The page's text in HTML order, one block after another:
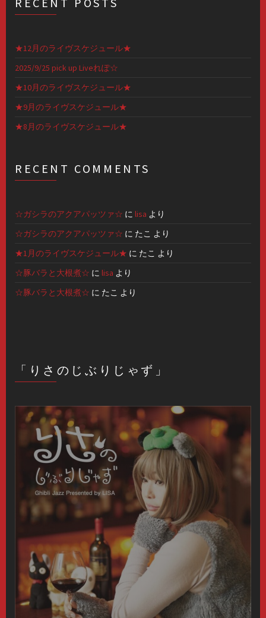
★12月のライヴスケジュール★
2025/9/25 pick up Liveれぽ☆
★10月のライヴスケジュール★
★9月のライヴスケジュール★
★8月のライヴスケジュール★
RECENT COMMENTS
☆ガシラのアクアパッツァ☆ に lisa より
☆ガシラのアクアパッツァ☆ に たこ より
★1月のライヴスケジュール★ に たこ より
☆豚バラと大根煮☆ に lisa より
☆豚バラと大根煮☆ に たこ より
「りさのじぶりじゃず」